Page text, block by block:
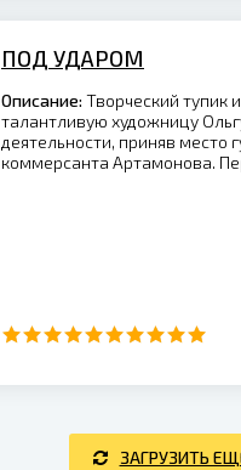
ПОД УДАРОМ
Описание: Творческий
талантливую художницу
деятельности, приняв место
коммерсанта Артамонова.
ЗАГРУЗИТЬ